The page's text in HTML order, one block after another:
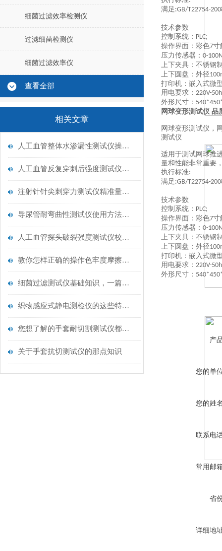
细菌过滤效率检测仪
过滤细菌检测仪
细菌过滤效率仪
查看全部
相关文章
人工血管整体水渗漏性测试仪操作中最容易出错的步骤
人工血管反复穿刺后强度测试仪是什么？透析患者的“生命管“质量靠它把关！
注射针针尖刺穿力测试仪精准量化针尖锋利度，构筑临床安全防线
导尿管耐弯曲性测试仪使用方法与操作规范
人工血管探头破裂强度测试仪校准规范：精准赋能医疗安全的技术基准
教你怎样正确的操作色牢度摩擦测试机
细菌过滤测试仪基础知识，一篇搞定
织物感应式静电测检仪的这些特点很少有人都知道
您想了解的手套耐切割测试仪都在这里了
关于手套抗切测试仪的那点知识
满足 :GB/T22754-
技术参数
控制系统： PLC;
操作界面：彩色7寸
压力传感器： 0-
上下夹具：不锈钢
上下圆盘：外径
打印机：嵌入式微
用电要求： 220V-
外形尺寸：
网球变形测试仪 品
网球变形测试仪，
测试仪
适用于测试网球推
量和性能非常重要
执行标准:
满足 :GB/T22754-
技术参数
控制系统： PLC;
操作界面：彩色7寸
压力传感器： 0-
上下夹具：不锈钢
上下圆盘：外径
打印机：嵌入式微
用电要求： 220V-
外形尺寸：
产
您的单
您的姓
联系电
常用邮
省
详细地